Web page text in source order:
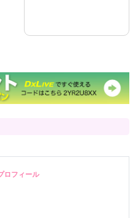
ロフィール